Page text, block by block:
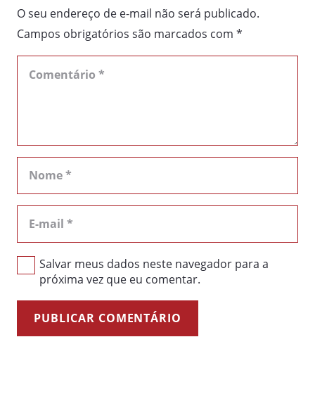
O seu endereço de e-mail não será publicado.
Campos obrigatórios são marcados com *
Salvar meus dados neste navegador para a
próxima vez que eu comentar.
PUBLICAR COMENTÁRIO